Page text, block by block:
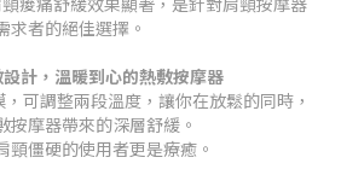
求者的絕佳選擇。
計，溫暖到心的熱敷按摩器
，可調整兩段溫度，讓你在放鬆的同時，
按摩器帶來的深層舒緩。
頸僵硬的使用者更是療癒。